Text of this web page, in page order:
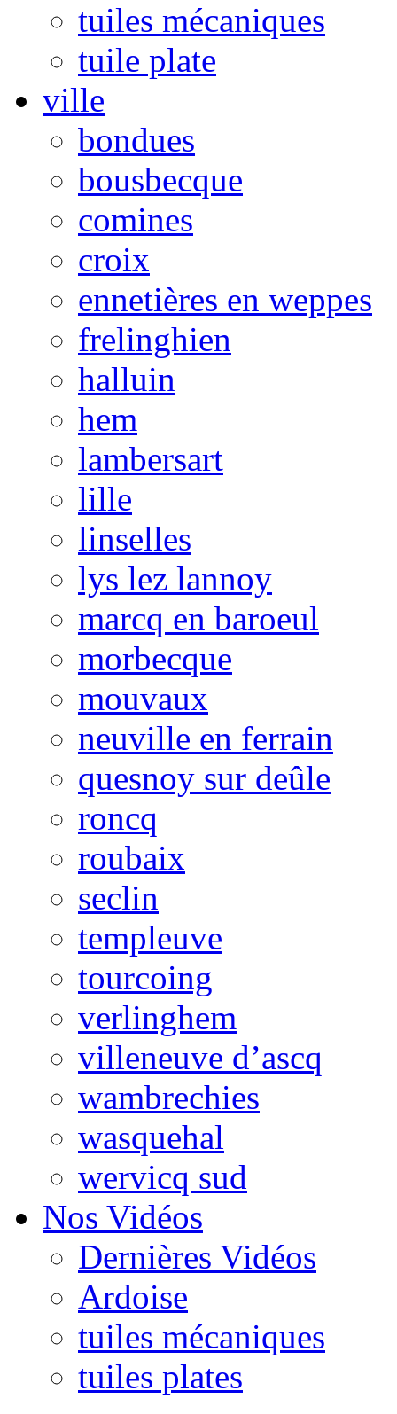
tuiles mécaniques
tuile plate
ville
bondues
bousbecque
comines
croix
ennetières en weppes
frelinghien
halluin
hem
lambersart
lille
linselles
lys lez lannoy
marcq en baroeul
morbecque
mouvaux
neuville en ferrain
quesnoy sur deûle
roncq
roubaix
seclin
templeuve
tourcoing
verlinghem
villeneuve d’ascq
wambrechies
wasquehal
wervicq sud
Nos Vidéos
Dernières Vidéos
Ardoise
tuiles mécaniques
tuiles plates